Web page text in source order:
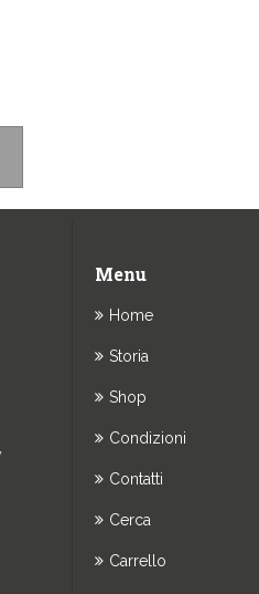
Menu
Home
Storia
Shop
Condizioni
Contatti
Cerca
Carrello